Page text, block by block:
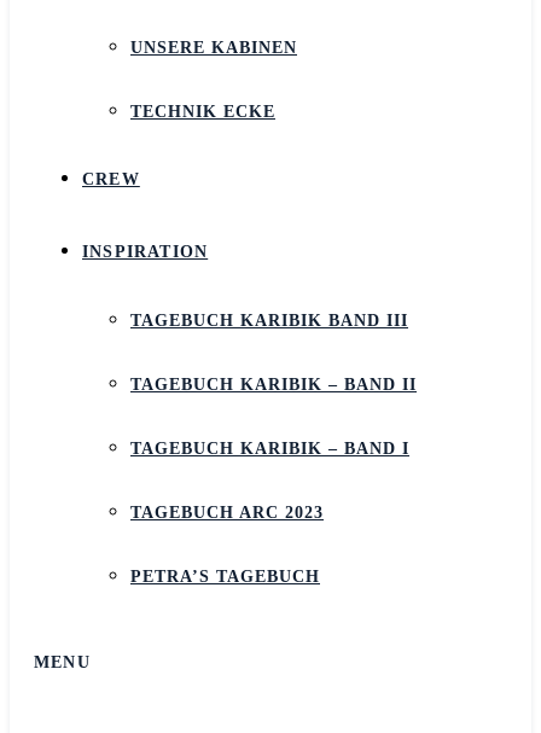
UNSERE KABINEN
TECHNIK ECKE
CREW
INSPIRATION
TAGEBUCH KARIBIK BAND III
TAGEBUCH KARIBIK – BAND II
TAGEBUCH KARIBIK – BAND I
TAGEBUCH ARC 2023
PETRA’S TAGEBUCH
MENU